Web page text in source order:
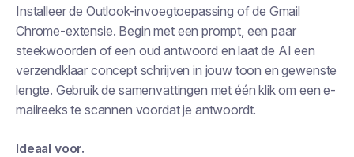
Installeer de Outlook-invoegtoepassing of de Gmail
Chrome-extensie. Begin met een prompt, een paar
steekwoorden of een oud antwoord en laat de AI een
verzendklaar concept schrijven in jouw toon en gewenste
lengte. Gebruik de samenvattingen met één klik om een e-
mailreeks te scannen voordat je antwoordt.
Ideaal voor.